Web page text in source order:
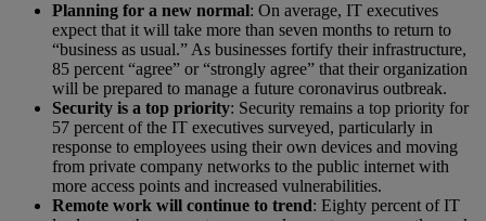
Planning for a new normal: On average, IT executives
expect that it will take more than seven months to return to
“business as usual.” As businesses fortify their infrastructure,
85 percent “agree” or “strongly agree” that their organization
will be prepared to manage a future coronavirus outbreak.
Security is a top priority: Security remains a top priority for
57 percent of the IT executives surveyed, particularly in
response to employees using their own devices and moving
from private company networks to the public internet with
more access points and increased vulnerabilities.
Remote work will continue to trend: Eighty percent of IT